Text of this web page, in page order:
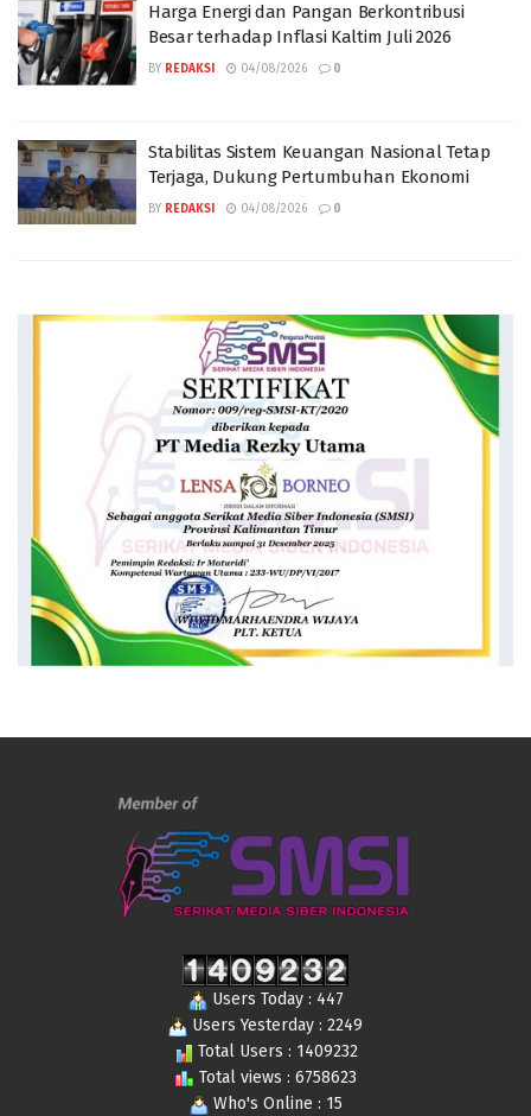
Harga Energi dan Pangan Berkontribusi
Besar terhadap Inflasi Kaltim Juli 2026
BY REDAKSI 04/08/2026 0
Stabilitas Sistem Keuangan Nasional Tetap
Terjaga, Dukung Pertumbuhan Ekonomi
BY REDAKSI 04/08/2026 0
Users Today : 447
Users Yesterday : 2249
Total Users : 1409232
Total views : 6758623
Who's Online : 15